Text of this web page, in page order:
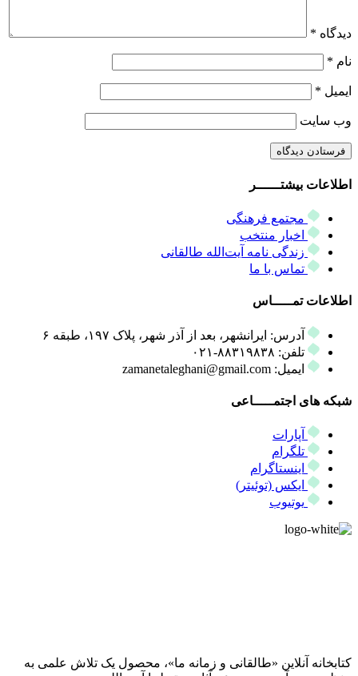
دیدگاه *
نام *
ایمیل *
وب‌ سایت
اطلاعات بیشتــــــر
مجتمع فرهنگی
اخبار منتخب
زندگی نامه آیت‌الله طالقانی
تماس با ما
اطلاعات تمـــــاس
آدرس: ایرانشهر، بعد از آذر شهر، پلاک ۱۹۷، طبقه ۶
تلفن: ۸۸۳۱۹۸۳۸-۰۲۱
ایمیل: zamanetaleghani@gmail.com
شبکه های اجتمـــــاعی
آپارات
تلگرام
اینستاگرام
ایکس (توئیتر)
یوتیوب
کتابخانه آنلاین «طالقانی و زمانه ما»، محصول یک تلاش علمی به